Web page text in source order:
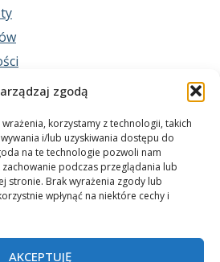
zgodą
korzystamy z technologii, takich
i/lub uzyskiwania dostępu do
na te technologie pozwoli nam
podczas przeglądania lub
stronie. Brak wyrażenia zgody lub
wpłynąć na niektóre cechy i
AKCEPTUJĘ
zamówienie